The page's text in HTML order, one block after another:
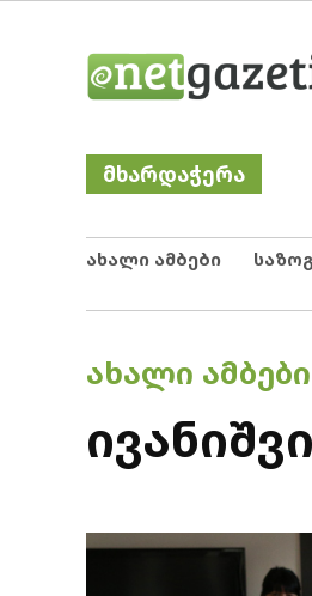
მხარდაჭერა
ახალი ამბები
POSTED
ᲐᲮᲐᲚᲘ ᲐᲛᲑᲔᲑᲘ